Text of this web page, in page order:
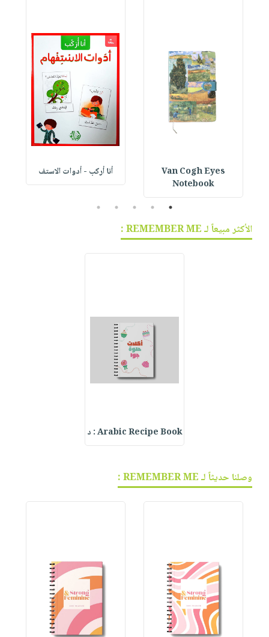
Van Cogh Eyes
Notebook
أنا أركب - أدوات الاستف
1
2
3
4
5
الأكثر مبيعاً لـ REMEMBER ME :
Arabic Recipe Book : د
وصلنا حديثاً لـ REMEMBER ME :